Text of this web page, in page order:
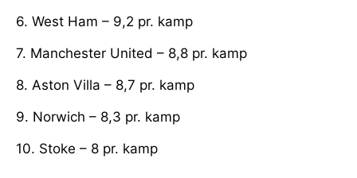
6. West Ham – 9,2 pr. kamp
7. Manchester United – 8,8 pr. kamp
8. Aston Villa – 8,7 pr. kamp
9. Norwich – 8,3 pr. kamp
10. Stoke – 8 pr. kamp